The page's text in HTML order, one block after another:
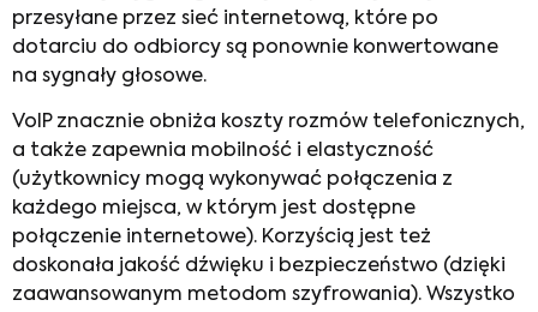
przesyłane przez sieć internetową, które po
dotarciu do odbiorcy są ponownie konwertowane
na sygnały głosowe.
VoIP znacznie obniża koszty rozmów telefonicznych,
a także zapewnia mobilność i elastyczność
(użytkownicy mogą wykonywać połączenia z
każdego miejsca, w którym jest dostępne
połączenie internetowe). Korzyścią jest też
doskonała jakość dźwięku i bezpieczeństwo (dzięki
zaawansowanym metodom szyfrowania). Wszystko